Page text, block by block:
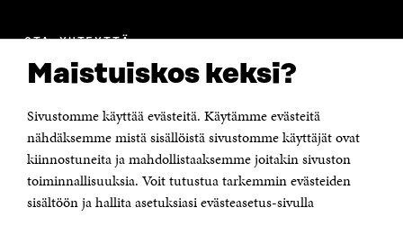
Maistuiskos keksi?
Sivustomme käyttää evästeitä. Käytämme evästeitä
nähdäksemme mistä sisällöistä sivustomme käyttäjät ovat
kiinnostuneita ja mahdollistaaksemme joitakin sivuston
toiminnallisuuksia. Voit tutustua tarkemmin evästeiden
sisältöön ja hallita asetuksiasi evästeasetus-sivulla
OTA YHTEYTTÄ
Itämerenkatu 11-13, PL 160,
00181 Helsinki
Puhelin +358 294 618 991
Sähköpostiosoite
Saapumisohjeet
Y-tunnus 0202132-3